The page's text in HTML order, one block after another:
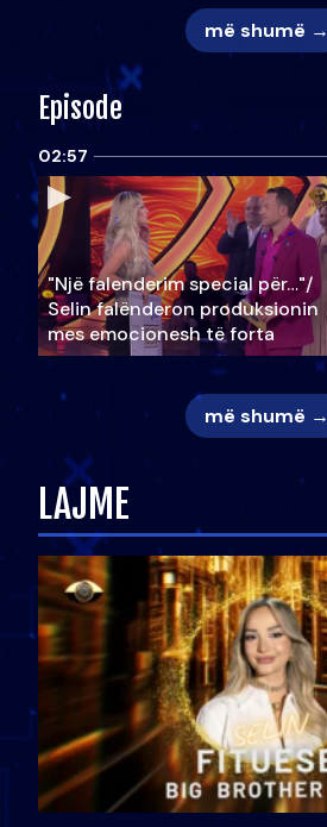
më shumë →
Episode
02:57
"Një falenderim special për…"/
Selin falënderon produksionin
mes emocionesh të forta
më shumë →
LAJME